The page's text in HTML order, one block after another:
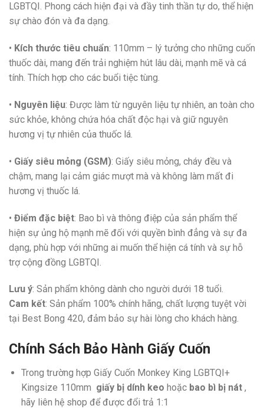
LGBTQI. Phong cách hiện đại và đầy tinh thần tự do, thể hiện
sự chào đón và đa dạng.
• Kích thước tiêu chuẩn: 110mm – lý tưởng cho những cuốn
thuốc dài, mang đến trải nghiệm hút lâu dài, mạnh mẽ và cá
tính. Thích hợp cho các buổi tiệc tùng.
• Nguyên liệu: Được làm từ nguyên liệu tự nhiên, an toàn cho
sức khỏe, không chứa hóa chất độc hại và giữ nguyên
hương vị tự nhiên của thuốc lá.
• Giấy siêu mỏng (GSM): Giấy siêu mỏng, cháy đều và
chậm, mang lại cảm giác mượt mà và không làm mất đi
hương vị thuốc lá.
• Điểm đặc biệt: Bao bì và thông điệp của sản phẩm thể
hiện sự ủng hộ mạnh mẽ đối với quyền bình đẳng và sự đa
dạng, phù hợp với những ai muốn thể hiện cá tính và sự hỗ
trợ cộng đồng LGBTQI.
Lưu ý: Sản phẩm không dành cho người dưới 18 tuổi.
Cam kết: Sản phẩm 100% chính hãng, chất lượng tuyệt vời
tại Best Bong 420, đảm bảo sự hài lòng cho khách hàng.
Chính Sách Bảo Hành Giấy Cuốn
Trong trường hợp Giấy Cuốn Monkey King LGBTQI+
Kingsize 110mm giấy bị dính keo hoặc bao bì bị nát,
hãy liên hệ shop để được đổi trả 1:1